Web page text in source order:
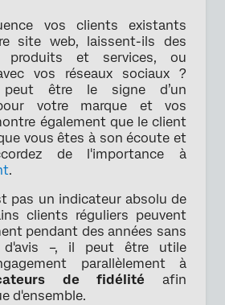
vos clients existants
site web, laissent-ils des
et services, ou
vos réseaux sociaux ?
peut être le signe d’un
votre marque et vos
également que le client
vous êtes à son écoute et
de l'importance à
.
pas un indicateur absolu de
clients réguliers peuvent
pendant des années sans
d'avis –, il peut être utile
parallèlement à
de fidélité afin
d'ensemble.